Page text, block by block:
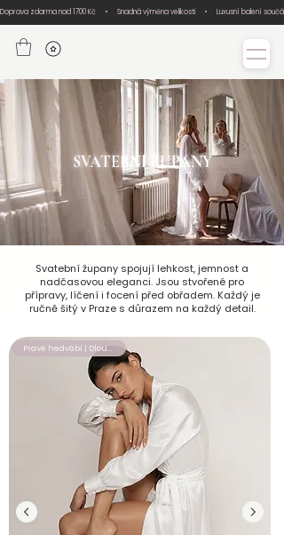
Doprava zdarma nad 1700 Kč     •     Snadná výměna velikosti     •     Luxusní balení
SVATEBNÍ ŽUPANY
Svatební župany spojují lehkost, jemnost a
nadčasovou eleganci. Jsou stvořené pro
přípravy, líčení i focení před obřadem. Každý je
ručně šitý v Praze s důrazem na každý detail.
Hedvábný svatební župan Olivia s
Pravé hedvábí | Dlouhý župan